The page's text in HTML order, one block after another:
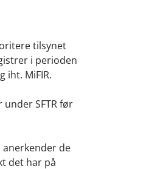
tilsynet
i perioden
iht. MiFIR.
SFTR før
de
det har på